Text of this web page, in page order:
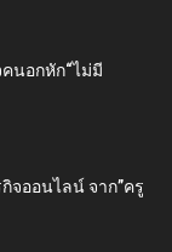
นอกหัก“ไม่มี
จออนไลน์ จาก”ครู